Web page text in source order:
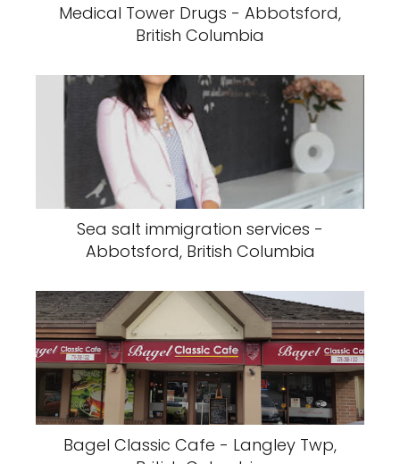
Medical Tower Drugs - Abbotsford,
British Columbia
Sea salt immigration services -
Abbotsford, British Columbia
Bagel Classic Cafe - Langley Twp,